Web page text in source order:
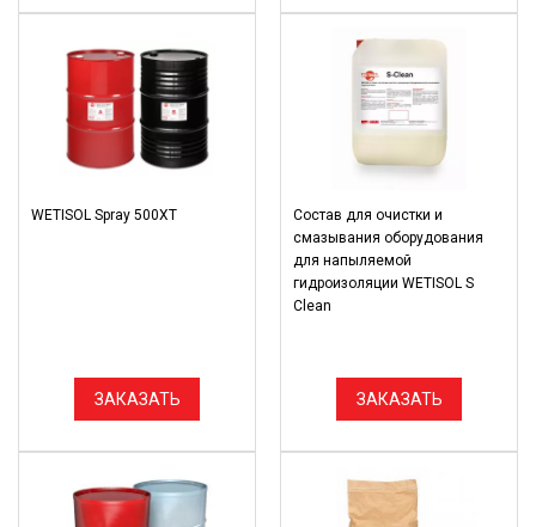
WETISOL Spray 500XT
ЗАКАЗАТЬ
Состав для очистки и
смазывания оборудования
для напыляемой
гидроизоляции WETISOL S
Clean
ЗАКАЗАТЬ